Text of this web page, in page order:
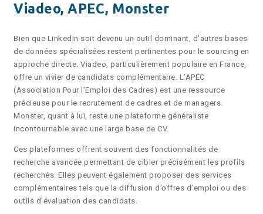
Viadeo, APEC, Monster
Bien que LinkedIn soit devenu un outil dominant, d’autres bases
de données spécialisées restent pertinentes pour le sourcing en
approche directe. Viadeo, particulièrement populaire en France,
offre un vivier de candidats complémentaire. L’APEC
(Association Pour l’Emploi des Cadres) est une ressource
précieuse pour le recrutement de cadres et de managers.
Monster, quant à lui, reste une plateforme généraliste
incontournable avec une large base de CV.
Ces plateformes offrent souvent des fonctionnalités de
recherche avancée permettant de cibler précisément les profils
recherchés. Elles peuvent également proposer des services
complémentaires tels que la diffusion d’offres d’emploi ou des
outils d’évaluation des candidats.